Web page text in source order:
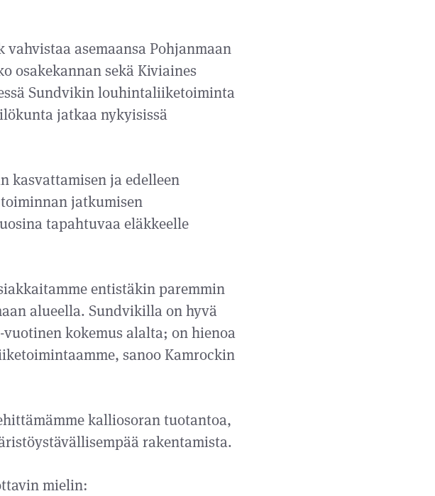
asemaansa Pohjanmaan
osakekannan sekä Kiviaines
Sundvikin louhintaliiketoiminta
jatkaa nykyisissä
kasvattamisen ja edelleen
jatkumisen
tapahtuvaa eläkkeelle
entistäkin paremmin
alueella. Sundvikilla on hyvä
kokemus alalta; on hienoa
sanoo Kamrockin
kalliosoran tuotantoa,
rakentamista.
mielin: